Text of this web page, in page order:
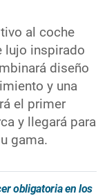
al coche
lujo inspirado
diseño
y una
el primer
y llegará para
gama.
obligatoria en los